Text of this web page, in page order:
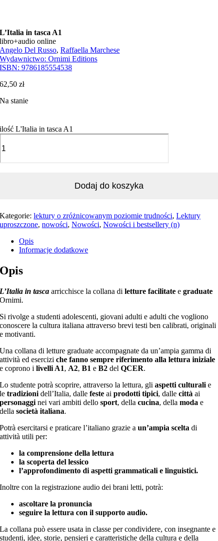
L’Italia in tasca A1
libro+audio online
Angelo Del Russo,Raffaella Marchese
Wydawnictwo:Ornimi Editions
ISBN:9786185554538
62,50zł
Na stanie
ilość L'Italia in tasca A1
Dodaj do koszyka
Kategorie:lektury o zróżnicowanym poziomie trudności,Lektury
uproszczone,nowości,Nowości,Nowości i bestsellery (n)
Opis
Informacje dodatkowe
Opis
L’Italia in tasca arricchisce la collana di letture facilitate egraduate
Ornimi.
Si rivolge a studenti adolescenti, giovani adulti e adulti che vogliono
conoscere la cultura italiana attraverso brevi testi ben calibrati, originali
e motivanti.
Una collana di letture graduate accompagnate da un’ampia gamma di
attività ed eserciziche fanno sempre riferimento alla lettura iniziale
e coprono ilivelli A1, A2,B1 eB2 delQCER.
Lo studente potrà scoprire, attraverso la lettura, gliaspetti culturali e
letradizioni dell’Italia, dallefeste aiprodotti tipici, dallecittà ai
personaggi nei vari ambiti dellosport, dellacucina, dellamoda e
dellasocietà italiana.
Potrà esercitarsi e praticare l’italiano grazie aun’ampia scelta di
attività utili per:
la comprensione della lettura
la scoperta del lessico
l’approfondimento di aspetti grammaticali e linguistici.
Inoltre con la registrazione audio dei brani letti, potrà:
ascoltare la pronuncia
seguire la lettura con il supporto audio.
La collana può essere usata in classe per condividere, con insegnante e
studenti, idee, storie, pensieri e caratteristiche della cultura e della